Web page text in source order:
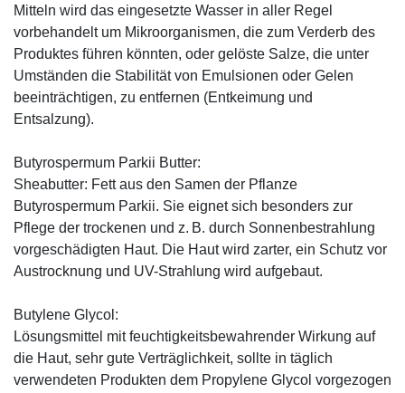
Mitteln wird das eingesetzte Wasser in aller Regel
vorbehandelt um Mikroorganismen, die zum Verderb des
Produktes führen könnten, oder gelöste Salze, die unter
Umständen die Stabilität von Emulsionen oder Gelen
beeinträchtigen, zu entfernen (Entkeimung und
Entsalzung).
Butyrospermum Parkii Butter:
Sheabutter: Fett aus den Samen der Pflanze
Butyrospermum Parkii. Sie eignet sich besonders zur
Pflege der trockenen und z. B. durch Sonnenbestrahlung
vorgeschädigten Haut. Die Haut wird zarter, ein Schutz vor
Austrocknung und UV-Strahlung wird aufgebaut.
Butylene Glycol:
Lösungsmittel mit feuchtigkeitsbewahrender Wirkung auf
die Haut, sehr gute Verträglichkeit, sollte in täglich
verwendeten Produkten dem Propylene Glycol vorgezogen